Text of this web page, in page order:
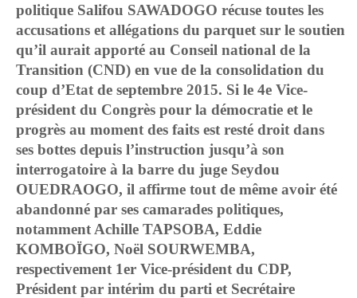
politique Salifou SAWADOGO récuse toutes les
accusations et allégations du parquet sur le soutien
qu’il aurait apporté au Conseil national de la
Transition (CND) en vue de la consolidation du
coup d’Etat de septembre 2015. Si le 4e Vice-
président du Congrès pour la démocratie et le
progrès au moment des faits est resté droit dans
ses bottes depuis l’instruction jusqu’à son
interrogatoire à la barre du juge Seydou
OUEDRAOGO, il affirme tout de même avoir été
abandonné par ses camarades politiques,
notamment Achille TAPSOBA, Eddie
KOMBOÏGO, Noël SOURWEMBA,
respectivement 1er Vice-président du CDP,
Président par intérim du parti et Secrétaire